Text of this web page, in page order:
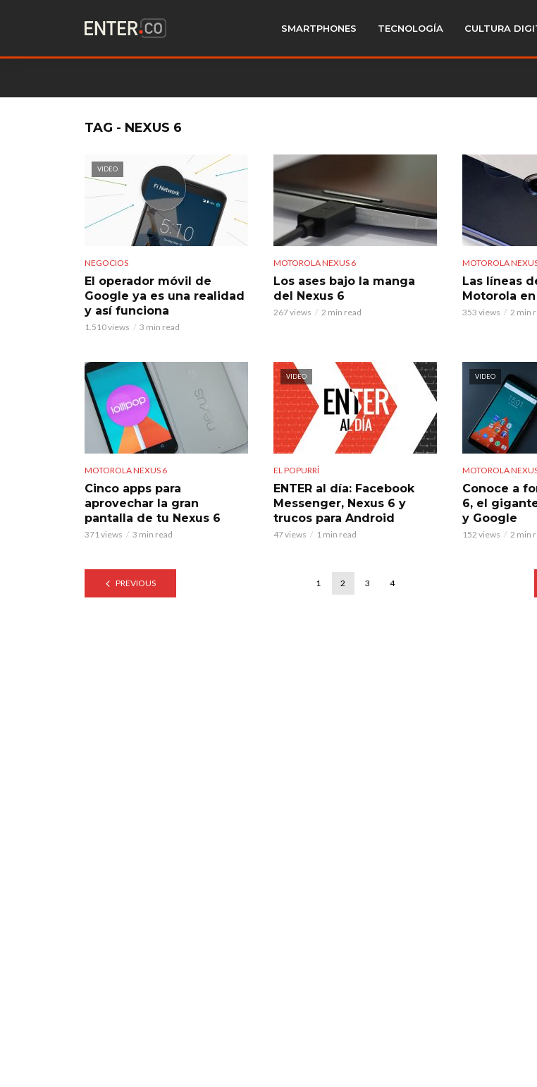
SMARTPHONES TECNOLOGÍA CULTURA
TAG - NEXUS 6
VIDEO
NEGOCIOS
El operador móvil de
Google ya es una realidad
y así funciona
1.510 views 3 min read
MOTOROLA NEXUS 6
Los ases bajo la manga
del Nexus 6
267 views 2 min read
MOTOROLA
Las líneas
Motorola
353 views 2 min
MOTOROLA NEXUS 6
Cinco apps para
aprovechar la gran
pantalla de tu Nexus 6
371 views 3 min read
VIDEO
EL POPURRÍ
ENTER al día: Facebook
Messenger, Nexus 6 y
trucos para Android
47 views 1 min read
VIDEO
MOTOROLA
Conoce a
6, el
y Google
152 views 2 min
PREVIOUS 1 2 3 4